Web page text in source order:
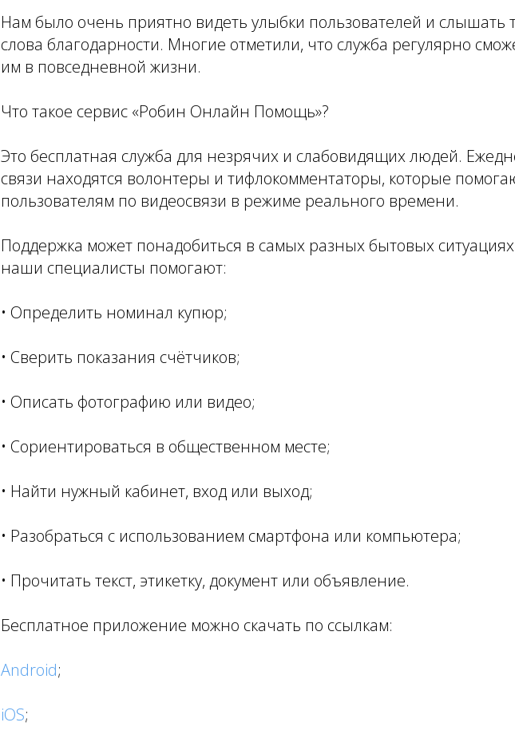
Нам было очень приятно видеть улыбки пользователей и слышать
слова благодарности. Многие отметили, что служба регулярно
им в повседневной жизни.
Что такое сервис «Робин Онлайн Помощь»?
Это бесплатная служба для незрячих и слабовидящих людей.
связи находятся волонтеры и тифлокомментаторы, которые
пользователям по видеосвязи в режиме реального времени.
Поддержка может понадобиться в самых разных бытовых
наши специалисты помогают:
• Определить номинал купюр;
• Сверить показания счётчиков;
• Описать фотографию или видео;
• Сориентироваться в общественном месте;
• Найти нужный кабинет, вход или выход;
• Разобраться с использованием смартфона или компьютера;
• Прочитать текст, этикетку, документ или объявление.
Бесплатное приложение можно скачать по ссылкам:
Android;
iOS;